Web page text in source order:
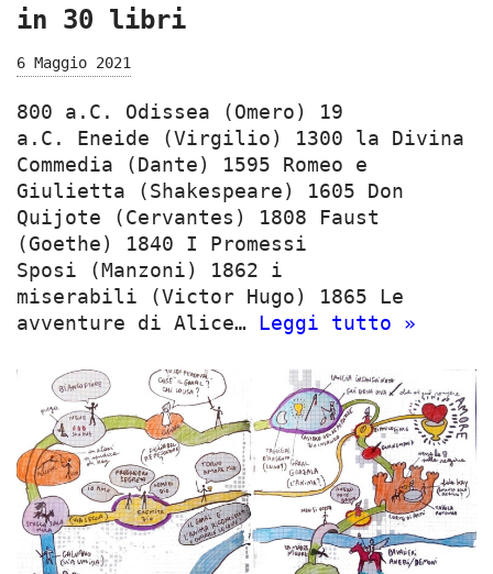
in 30 libri
6 Maggio 2021
800 a.C. Odissea (Omero) 19
a.C. Eneide (Virgilio) 1300 la Divina
Commedia (Dante) 1595 Romeo e
Giulietta (Shakespeare) 1605 Don
Quijote (Cervantes) 1808 Faust
(Goethe) 1840 I Promessi
Sposi (Manzoni) 1862 i
miserabili (Victor Hugo) 1865 Le
avventure di Alice… Leggi tutto »